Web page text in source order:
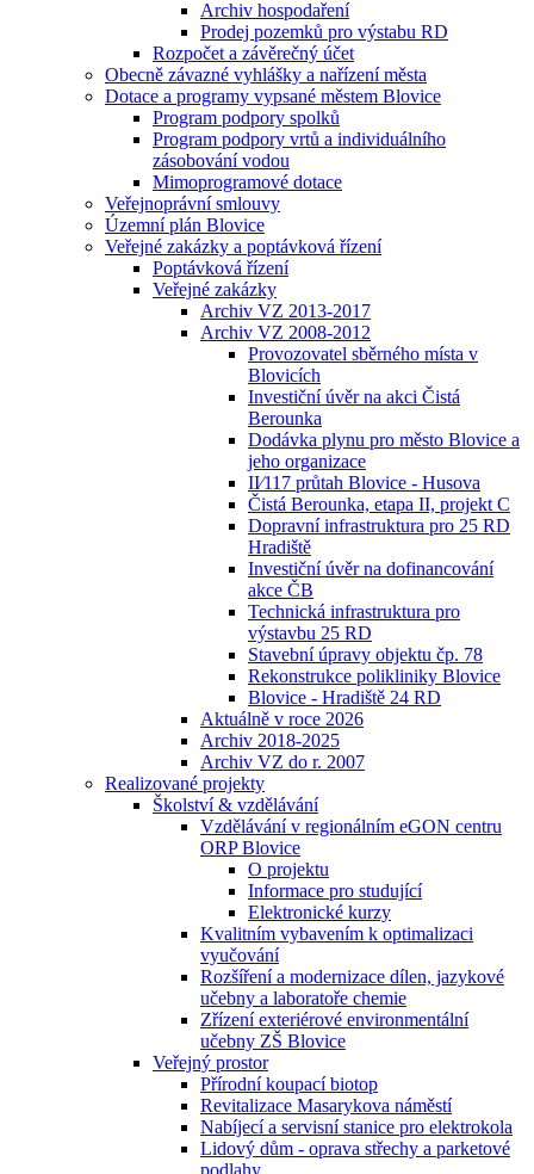
Archiv hospodaření
Prodej pozemků pro výstabu RD
Rozpočet a závěrečný účet
Obecně závazné vyhlášky a nařízení města
Dotace a programy vypsané městem Blovice
Program podpory spolků
Program podpory vrtů a individuálního
zásobování vodou
Mimoprogramové dotace
Veřejnoprávní smlouvy
Územní plán Blovice
Veřejné zakázky a poptávková řízení
Poptávková řízení
Veřejné zakázky
Archiv VZ 2013-2017
Archiv VZ 2008-2012
Provozovatel sběrného místa v
Blovicích
Investiční úvěr na akci Čistá
Berounka
Dodávka plynu pro město Blovice a
jeho organizace
II⁄117 průtah Blovice - Husova
Čistá Berounka, etapa II, projekt C
Dopravní infrastruktura pro 25 RD
Hradiště
Investiční úvěr na dofinancování
akce ČB
Technická infrastruktura pro
výstavbu 25 RD
Stavební úpravy objektu čp. 78
Rekonstrukce polikliniky Blovice
Blovice - Hradiště 24 RD
Aktuálně v roce 2026
Archiv 2018-2025
Archiv VZ do r. 2007
Realizované projekty
Školství & vzdělávání
Vzdělávání v regionálním eGON centru
ORP Blovice
O projektu
Informace pro studující
Elektronické kurzy
Kvalitním vybavením k optimalizaci
vyučování
Rozšíření a modernizace dílen, jazykové
učebny a laboratoře chemie
Zřízení exteriérové environmentální
učebny ZŠ Blovice
Veřejný prostor
Přírodní koupací biotop
Revitalizace Masarykova náměstí
Nabíjecí a servisní stanice pro elektrokola
Lidový dům - oprava střechy a parketové
podlahy